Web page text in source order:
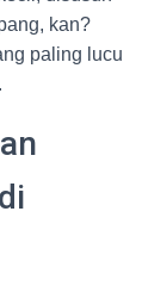
kan?
paling lucu